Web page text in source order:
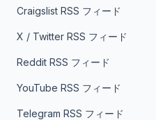
Craigslist RSS フィード
X / Twitter RSS フィード
Reddit RSS フィード
YouTube RSS フィード
Telegram RSS フィード